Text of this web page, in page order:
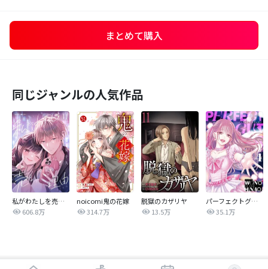
まとめて購入
同じジャンルの人気作品
私がわたしを売る理由
606.8万
noicomi鬼の花嫁
314.7万
脱獄のカザリヤ
13.5万
パーフェクトグリッター
35.1万